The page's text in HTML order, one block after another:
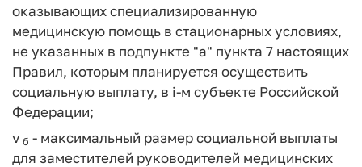
оказывающих специализированную
медицинскую помощь в стационарных условиях,
не указанных в подпункте "а" пункта 7 настоящих
Правил, которым планируется осуществить
социальную выплату, в i-м субъекте Российской
Федерации;
v б - максимальный размер социальной выплаты
для заместителей руководителей медицинских